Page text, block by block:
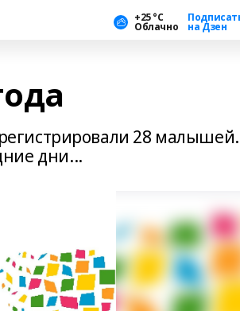
+25 °С
Облачно на Дзен
28
дни...